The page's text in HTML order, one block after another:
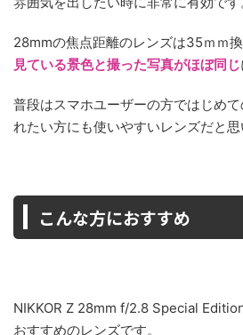
28mmの焦点距離のレンズは35ｍｍ換
見ている景色と撮った写真がほぼ同じ
普段はスマホユーザーの方ではじめ
れたい方にも使いやすいレンズだと思
こんな方におすすめ
NIKKOR Z 28mm f/2.8 Special
おすすめのレンズです。